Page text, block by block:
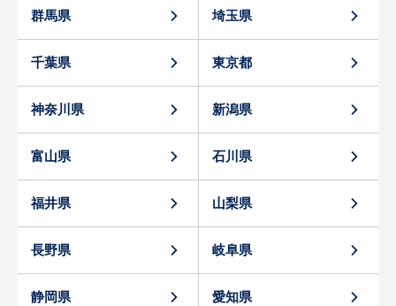
群馬県 埼玉県
千葉県 東京都
神奈川県 新潟県
富山県 石川県
福井県 山梨県
長野県 岐阜県
静岡県 愛知県